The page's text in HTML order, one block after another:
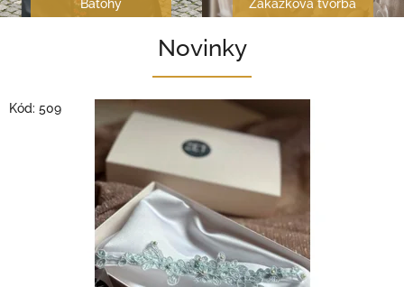
Batohy Zakázková tvorba
Novinky
Kód: 509